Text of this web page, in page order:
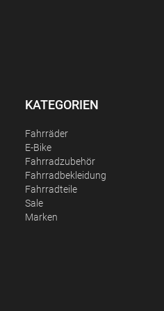
KATEGORIEN
Fahrräder
E-Bike
Fahrradzubehör
Fahrradbekleidung
Fahrradteile
Sale
Marken